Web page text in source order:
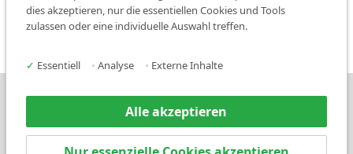
Icons made byFreepikfromwww.flaticon.com
Presse Kontakt
dies akzeptieren, nur die essentiellen Cookies und Tools
zulassen oder eine individuelle Auswahl treffen.
✓ Essentiell • Analyse • Externe Inhalte
Alle akzeptieren